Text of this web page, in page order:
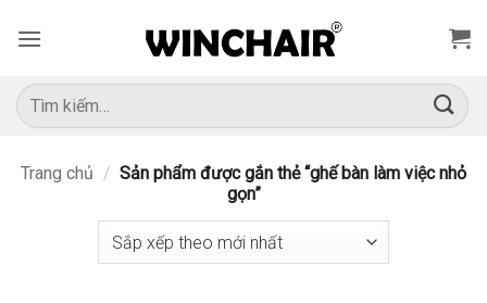
qua
dung
Tìm
kiếm:
Trang chủ / Sản phẩm được gắn thẻ “ghế bàn làm việc nhỏ
gọn”